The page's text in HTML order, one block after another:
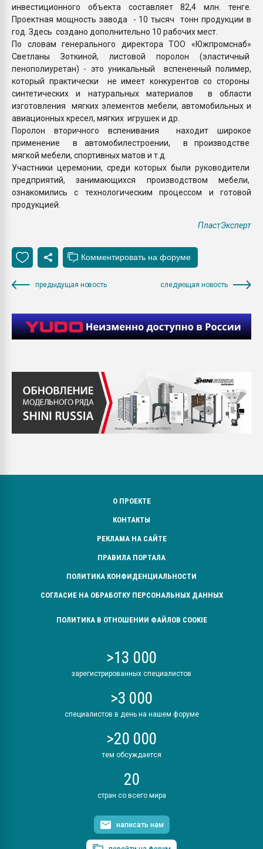
инвестиционного объекта составляет 82,4 млн. тенге.
Проектная мощность завода - 10 тысяч тонн продукции в
год. Здесь создано дополнительно 10 рабочих мест.
По словам генерального директора ТОО «Южпромснаб»
Светланы Зоткиной, листовой поролон (эластичный
пенополиуретан) - это уникальный вспененный полимер,
который практически не имеет конкурентов со стороны
синтетических и натуральных материалов в области
изготовления мягких элементов мебели, автомобильных и
авиационных кресел, мягких игрушек и др.
Поролон вторичного вспенивания находит широкое
применение в автомобилестроении, в производстве
мягкой мебели, спортивных матов и т.д.
Участники церемонии, среди которых были руководители
предприятий, занимающихся производством мебели,
ознакомились с технологическим процессом и готовой
продукцией.
ПластЭксперт
предыдущая новость следующая новость
О ПРОЕКТЕ
КОНТАКТЫ
РЕКЛАМА НА САЙТЕ
ПРАВИЛА ПОРТАЛА
ПОЛИТИКА КОНФИДЕНЦИАЛЬНОСТИ
СОГЛАСИЕ НА ОБРАБОТКУ ПЕРСОНАЛЬНЫХ ДАННЫХ
ПОЛИТИКА В ОТНОШЕНИИ ФАЙЛОВ COOKIE
>13 000
зарегистрированных специалистов
>3 000
специалистов в день на нашем форуме
>20 000
тем обсуждается
20
стран со всего мира
написать нам